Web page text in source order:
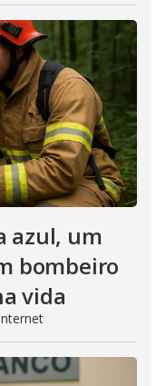
azul, um
bombeiro
vida